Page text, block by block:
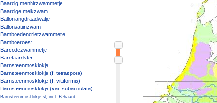
Baardig menhirzwammetje
Baardige melkzwam
Ballonlangdraadwatje
Ballonsatijnzwam
Bamboedendrietzwammetje
Bamboeroest
Barcodezwammetje
Baretaardster
Barnsteenmosklokje
Barnsteenmosklokje (f. tetraspora)
Barnsteenmosklokje (f. vittiformis)
Barnsteenmosklokje (var. subannulata)
Barnsteenmosklokje sl, incl. Behaard